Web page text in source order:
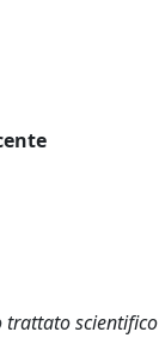
scientifico